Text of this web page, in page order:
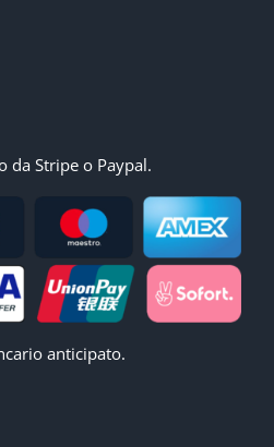
da Stripe o Paypal.
anticipato.